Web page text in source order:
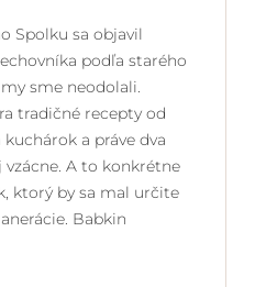
Spolku sa objavil
podľa starého
sme neodolali.
tradičné recepty od
a práve dva
A to konkrétne
ktorý by sa mal určite
Babkin